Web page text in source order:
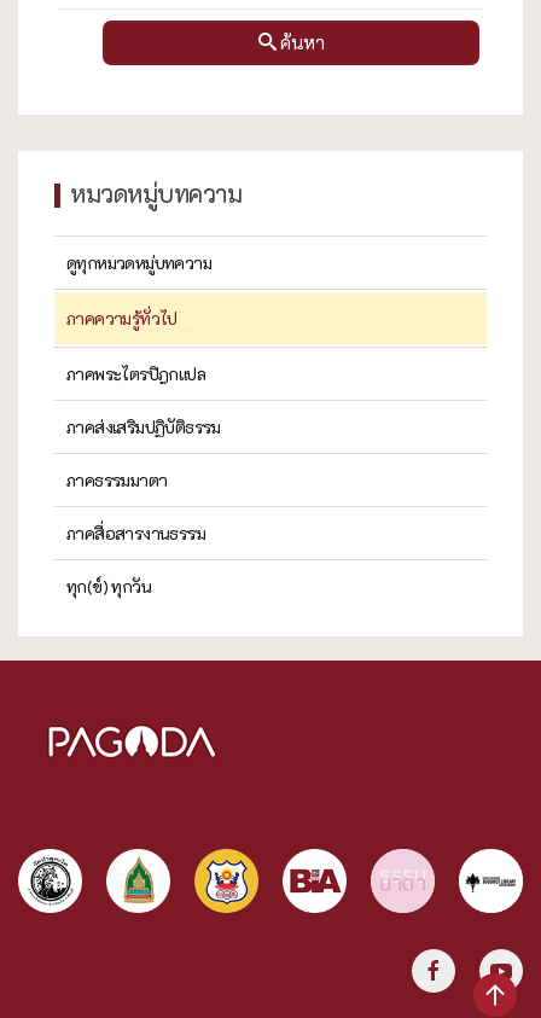
ค้นหา
หมวดหมู่บทความ
ดูทุกหมวดหมู่บทความ
ภาคความรู้ทั่วไป
ภาคพระไตรปิฎกแปล
ภาคส่งเสริมปฏิบัติธรรม
ภาคธรรมมาตา
ภาคสื่อสารงานธรรม
ทุก(ข์) ทุกวัน